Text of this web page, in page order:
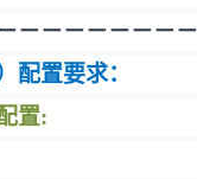
－－－－－－－
配置要求：
置: